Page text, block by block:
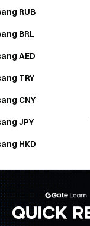
RUB
BRL
AED
TRY
CNY
JPY
HKD